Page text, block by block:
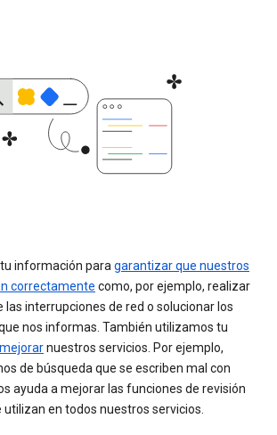
información para garantizar que nuestros
correctamente como, por ejemplo, realizar
las interrupciones de red o solucionar los
nos informas. También utilizamos tu
mejorarnuestros servicios. Por ejemplo,
de búsqueda que se escriben mal con
ayuda a mejorar las funciones de revisión
en todos nuestros servicios.